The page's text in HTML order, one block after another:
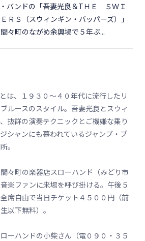
バンドの「吾妻光良＆ТＨＥ ＳＷＩ
Ｓ（スウィンギン・バッパーズ）」
々町のながめ余興場で５年ぶ...
は、１９３０～４０年代に流行したリ
ルースのスタイル。吾妻光良とスウィ
抜群の演奏テクニックとご機嫌な乗り
シャンにも慕われているジャンプ・ブ
。
々町の楽器店スローハンド（みどり市
楽ファンに来場を呼び掛ける。午後５
席自由で当日チケット４５００円（前
以下無料）。
ーハンドの小柴さん（電０９０・３５